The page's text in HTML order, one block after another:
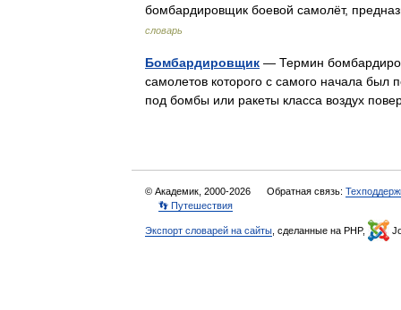
бомбардировщик боевой самолёт,
словарь
Бомбардировщик — Термин
самолетов которого с самого начала был
под бомбы или ракеты класса воздух
© Академик, 2000-2026 Обратная связь:
👣 Путешествия
Экспорт словарей на сайты , сделанные на PHP,